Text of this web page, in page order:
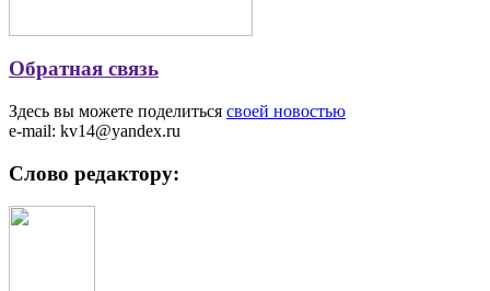
Обратная связь
Здесь вы можете поделиться своей новостью
e-mail: kv14@yandex.ru
Слово редактору: